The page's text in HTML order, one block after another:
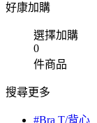
好康加購
選擇加購
0
件商品
搜尋更多
#Bra T/背心